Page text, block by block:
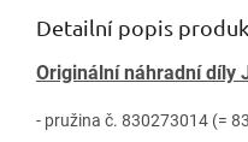
Detailní popis
Originální náhradní díly
- pružina č. 830273014 (=